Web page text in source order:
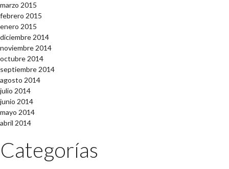
marzo 2015
febrero 2015
enero 2015
diciembre 2014
noviembre 2014
octubre 2014
septiembre 2014
agosto 2014
julio 2014
junio 2014
mayo 2014
abril 2014
Categorías